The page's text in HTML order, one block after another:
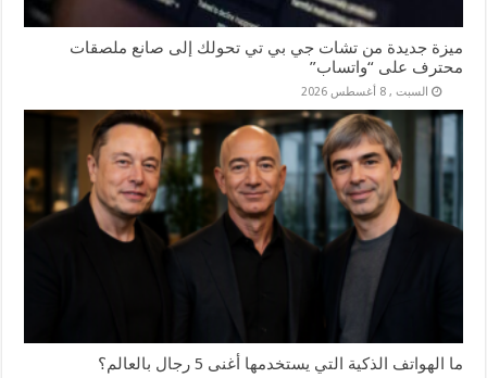
ميزة جديدة من تشات جي بي تي تحولك إلى صانع ملصقات
محترف على “واتساب”
السبت , 8 أغسطس 2026
ما الهواتف الذكية التي يستخدمها أغنى 5 رجال بالعالم؟